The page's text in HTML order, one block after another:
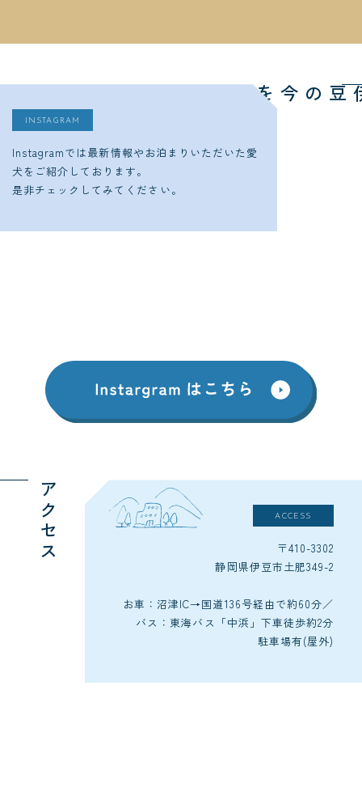
ゆるり西伊豆の
INSTAGRAM
Instagramでは最新情報やお泊まりいただいた愛
犬をご紹介しております。
是非チェックしてみてください。
アクセス ACCESS
〒410-3302
静岡県伊豆市土肥349-2
お車：沼津IC→国道136号経由で約60分／
バス：東海バス「中浜」下車徒歩約2分
駐車場有(屋外)